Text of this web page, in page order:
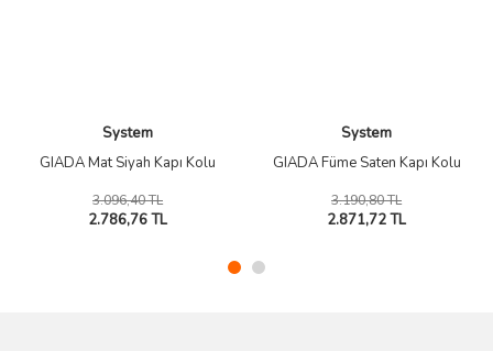
System
GIADA Mat Siyah Kapı Kolu
3.096,40 TL
2.786,76 TL
System
GIADA Füme Saten Kapı Kolu
3.190,80 TL
2.871,72 TL